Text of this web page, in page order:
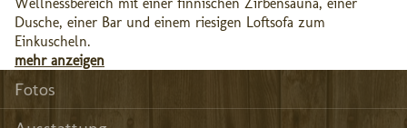
Dusche, einer Bar und einem riesigen Loftsofa zum
Einkuscheln.
mehr anzeigen
Fotos